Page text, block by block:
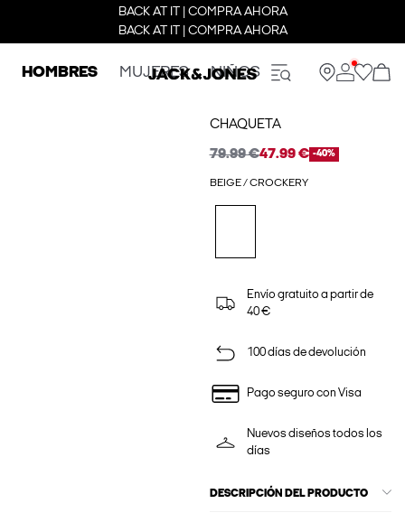
BACK AT IT | COMPRA AHORA
BACK AT IT | COMPRA AHORA
HOMBRES MUJERES NIÑOS
CHAQUETA
79.99 €47.99 € -40%
BEIGE / CROCKERY
Envío gratuito a partir de
40 €
100 días de devolución
Pago seguro con Visa
Nuevos diseños todos los
días
DESCRIPCIÓN DEL PRODUCTO